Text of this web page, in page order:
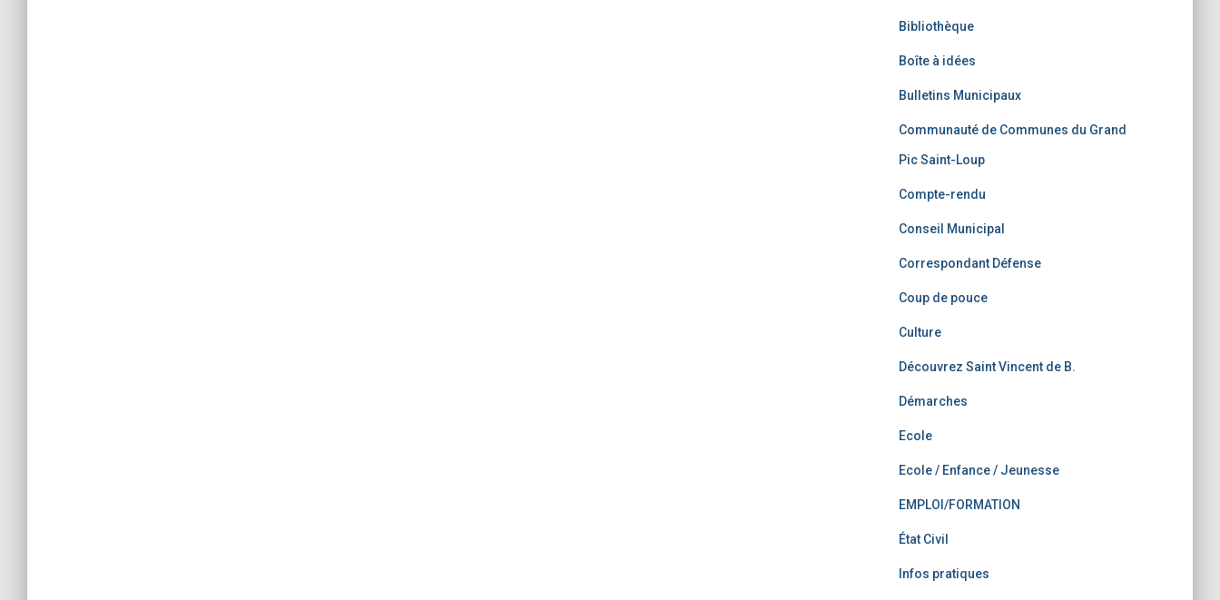
Bibliothèque
Boîte à idées
Bulletins Municipaux
Communauté de Communes du Grand
Pic Saint-Loup
Compte-rendu
Conseil Municipal
Correspondant Défense
Coup de pouce
Culture
Découvrez Saint Vincent de B.
Démarches
Ecole
Ecole / Enfance / Jeunesse
EMPLOI/FORMATION
État Civil
Infos pratiques